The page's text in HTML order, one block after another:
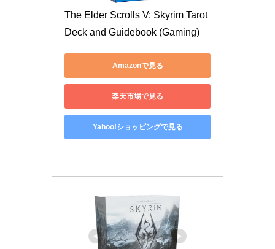
The Elder Scrolls V: Skyrim Tarot
Deck and Guidebook (Gaming)
Amazonで見る
楽天市場で見る
Yahoo!ショッピングで見る